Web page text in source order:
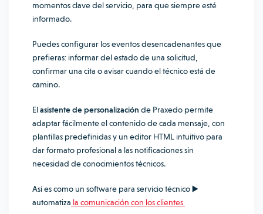
momentos clave del servicio, para que siempre esté
informado.
Puedes configurar los eventos desencadenantes que
prefieras: informar del estado de una solicitud,
confirmar una cita o avisar cuando el técnico está de
camino.
Elasistente de personalización de Praxedo permite
adaptar fácilmente el contenido de cada mensaje, con
plantillas predefinidas y un editor HTML intuitivo para
dar formato profesional a las notificaciones sin
necesidad de conocimientos técnicos.
Así es como un software para servicio técnico ▶️
automatiza la comunicación con los clientes